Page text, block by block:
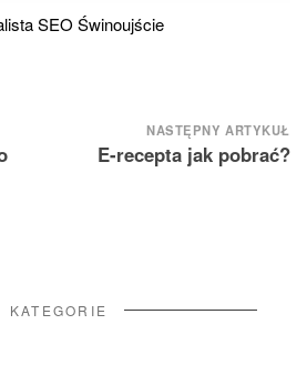
SEO Świnoujście
NASTĘPNY ARTYKUŁ
E-recepta jak pobrać?
KATEGORIE